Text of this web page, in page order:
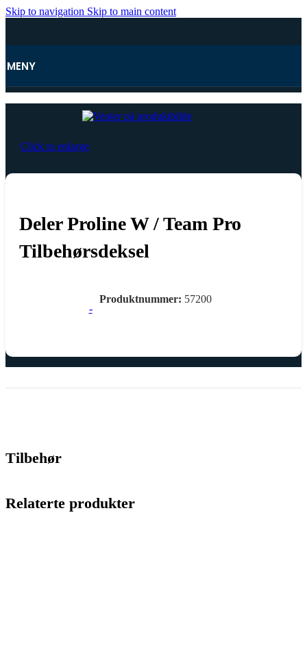
Skip to navigation Skip to main content
MENY
Hjem
Click to enlarge
Deler Proline W / Team Pro
Tilbehørsdeksel
-
Produktnummer: 57200
Tilbehør
Relaterte produkter